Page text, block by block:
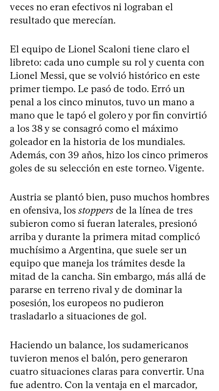
veces no eran efectivos ni lograban el
resultado que merecían.
El equipo de Lionel Scaloni tiene claro el
libreto: cada uno cumple su rol y cuenta con
Lionel Messi, que se volvió histórico en este
primer tiempo. Le pasó de todo. Erró un
penal a los cinco minutos, tuvo un mano a
mano que le tapó el golero y por fin convirtió
a los 38 y se consagró como el máximo
goleador en la historia de los mundiales.
Además, con 39 años, hizo los cinco primeros
goles de su selección en este torneo. Vigente.
Austria se plantó bien, puso muchos hombres
en ofensiva, los stoppers de la línea de tres
subieron como si fueran laterales, presionó
arriba y durante la primera mitad complicó
muchísimo a Argentina, que suele ser un
equipo que maneja los trámites desde la
mitad de la cancha. Sin embargo, más allá de
pararse en terreno rival y de dominar la
posesión, los europeos no pudieron
trasladarlo a situaciones de gol.
Haciendo un balance, los sudamericanos
tuvieron menos el balón, pero generaron
cuatro situaciones claras para convertir. Una
fue adentro. Con la ventaja en el marcador,